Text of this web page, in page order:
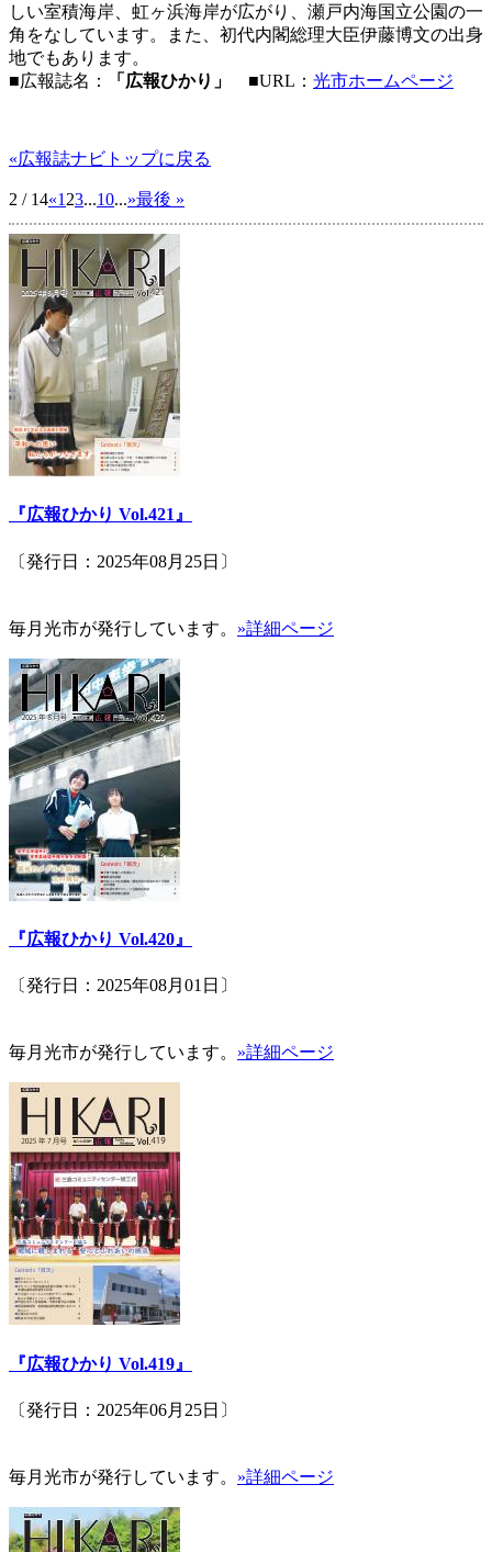
しい室積海岸、虹ヶ浜海岸が広がり、瀬戸内海国立公園の一
角をなしています。また、初代内閣総理大臣伊藤博文の出身
地でもあります。
■広報誌名：
「広報ひかり」 ■URL： 光市ホームページ
«広報誌ナビトップに戻る
2 / 14«1 23...10...»最後 »
『広報ひかり Vol.421』
〔発行日：2025年08月25日〕
毎月光市が発行しています。 »詳細ページ
『広報ひかり Vol.420』
〔発行日：2025年08月01日〕
毎月光市が発行しています。 »詳細ページ
『広報ひかり Vol.419』
〔発行日：2025年06月25日〕
毎月光市が発行しています。 »詳細ページ